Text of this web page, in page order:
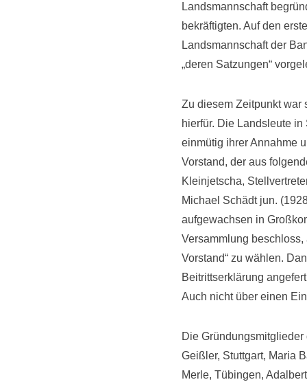
Landsmannschaft
bekräftigten. Auf den
Landsmannschaft der
„deren Satzungen“
Zu diesem Zeitpunkt war
hierfür. Die Landsleute
einmütig ihrer Annahme
Vorstand, der aus
Kleinjetscha,
Michael Schädt jun.
aufgewachsen in
Versammlung
Vorstand“ zu wählen.
Beitrittserklärung
Auch nicht über einen
Die
Geißler, Stuttgart, Maria
Merle, Tübingen,